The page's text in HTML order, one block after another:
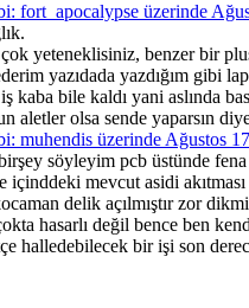
fort_apocalypse üzerinde
yeteneklisiniz, benzer bir
yazıdada yazdığım gibi
kaba bile kaldı yani aslında
aletler olsa sende yaparsın
muhendis üzerinde Ağustos
söyleyim pcb üstünde
içinddeki mevcut asidi
delik açılmıştır zor
hasarlı değil bence ben
halledebilecek bir işi son